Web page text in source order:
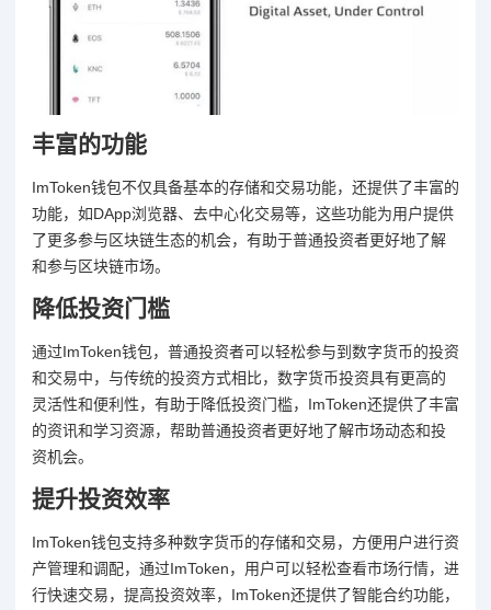
丰富的功能
ImToken钱包不仅具备基本的存储和交易功能，还提供了丰富的
功能，如DApp浏览器、去中心化交易等，这些功能为用户提供
了更多参与区块链生态的机会，有助于普通投资者更好地了解
和参与区块链市场。
降低投资门槛
通过ImToken钱包，普通投资者可以轻松参与到数字货币的投资
和交易中，与传统的投资方式相比，数字货币投资具有更高的
灵活性和便利性，有助于降低投资门槛，ImToken还提供了丰富
的资讯和学习资源，帮助普通投资者更好地了解市场动态和投
资机会。
提升投资效率
ImToken钱包支持多种数字货币的存储和交易，方便用户进行资
产管理和调配，通过ImToken，用户可以轻松查看市场行情，进
行快速交易，提高投资效率，ImToken还提供了智能合约功能，